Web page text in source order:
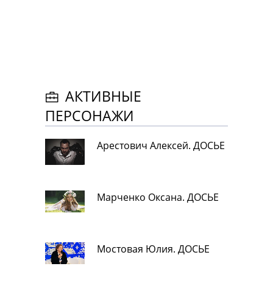
АКТИВНЫЕ
ПЕРСОНАЖИ
Арестович Алексей. ДОСЬЕ
Марченко Оксана. ДОСЬЕ
Мостовая Юлия. ДОСЬЕ